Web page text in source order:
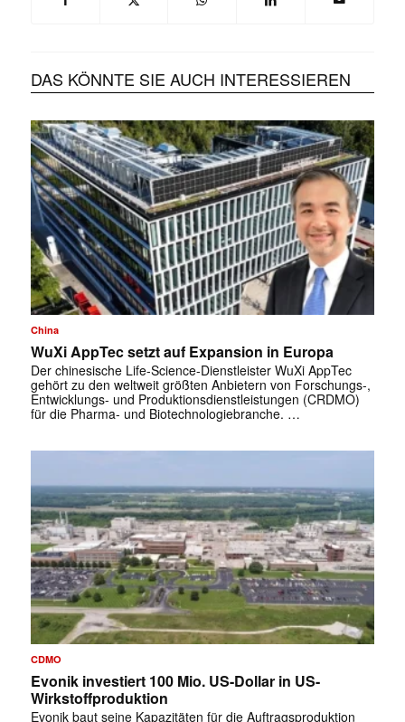
DAS KÖNNTE SIE AUCH INTERESSIEREN
China
WuXi AppTec setzt auf Expansion in Europa
Der chinesische Life-Science-Dienstleister WuXi AppTec
gehört zu den weltweit größten Anbietern von Forschungs-,
Entwicklungs- und Produktionsdienstleistungen (CRDMO)
für die Pharma- und Biotechnologiebranche. …
CDMO
Evonik investiert 100 Mio. US-Dollar in US-
Wirkstoffproduktion
Evonik baut seine Kapazitäten für die Auftragsproduktion